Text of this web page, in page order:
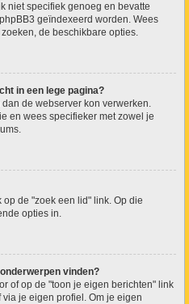
niet specifiek genoeg en bevatte
geïndexeerd worden. Wees
de beschikbare opties.
in een lege pagina?
de webserver kon verwerken.
en wees specifieker met zowel je
de "zoek een lid" link. Op die
opties in.
vinden?
of op de "toon je eigen berichten" link
je eigen profiel. Om je eigen